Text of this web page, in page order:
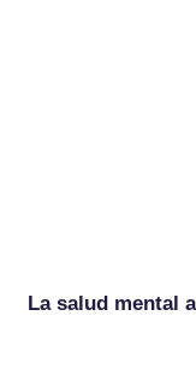
La salud mental